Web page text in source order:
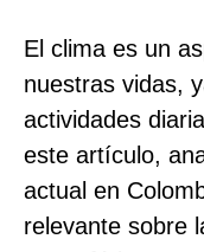
El clima es un
nuestras vidas,
actividades
este artículo,
actual en
relevante sobre